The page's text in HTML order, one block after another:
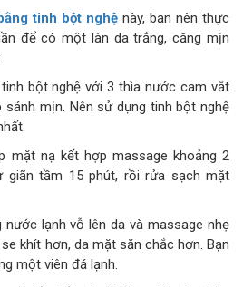
tinh bột nghệ này, bạn nên thực
để có một làn da trắng, căng mịn
bột nghệ với 3 thìa nước cam vắt
mịn. Nên sử dụng tinh bột nghệ
mặt nạ kết hợp massage khoảng 2
giãn tầm 15 phút, rồi rửa sạch mặt
nước lạnh vỗ lên da và massage nhẹ
khít hơn, da mặt săn chắc hơn. Bạn
một viên đá lạnh.